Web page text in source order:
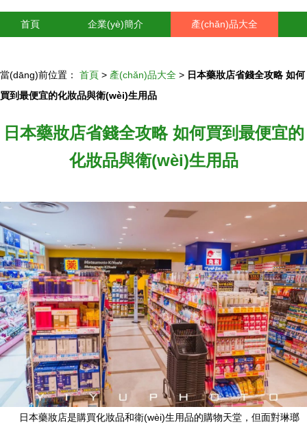
首頁 企業(yè)簡介 產(chǎn)品大全
當(dāng)前位置： 首頁 > 產(chǎn)品大全 > 日本藥妝店省錢全攻略 如何
買到最便宜的化妝品與衛(wèi)生用品
日本藥妝店省錢全攻略 如何買到最便宜的
化妝品與衛(wèi)生用品
日本藥妝店是購買化妝品和衛(wèi)生用品的購物天堂，但面對琳瑯